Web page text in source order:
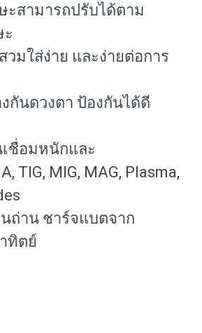
ะสามารถปรับได้ตาม
วมใส่ง่าย และง่ายต่อการ
กันดวงตา ป้องกันได้ดี
เชื่อมหนักและ
TIG, MIG, MAG, Plasma,
ถ่าน ชาร์จแบตจาก
ทิตย์